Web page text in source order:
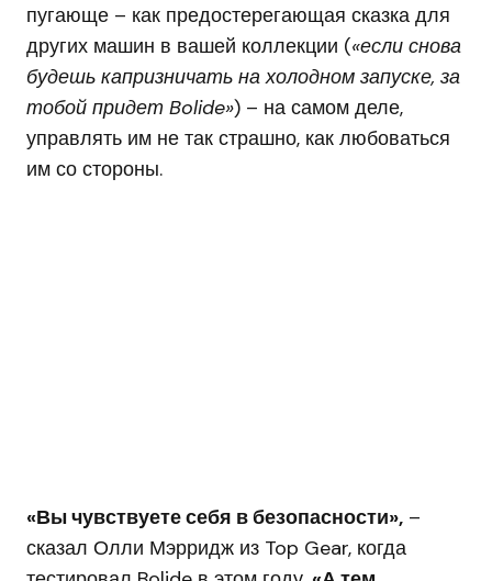
пугающе – как предостерегающая сказка для
других машин в вашей коллекции («если снова
будешь капризничать на холодном запуске, за
тобой придет Bolide») – на самом деле,
управлять им не так страшно, как любоваться
им со стороны.
«Вы чувствуете себя в безопасности», –
сказал Олли Мэрридж из Top Gear, когда